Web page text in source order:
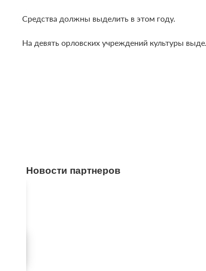
Средства должны выделить в этом году.
На девять орловских учреждений культуры
Новости партнеров